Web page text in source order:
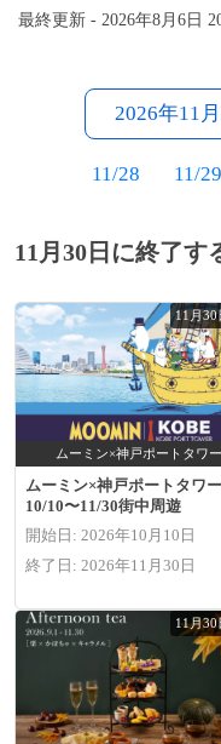
最終更新 - 2026年8月6日
2026年11
11/28 11/29
11月30日に終了す
11月30
ムーミン×神戸ポートタワー
ムーミン×神戸ポートタワー
10/10〜11/30街中周遊
開始日: 2026年10月10日
終了日: 2026年11月30日
11月30